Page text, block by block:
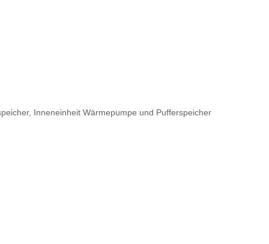
Inneneinheit Wärmepumpe und Pufferspeicher